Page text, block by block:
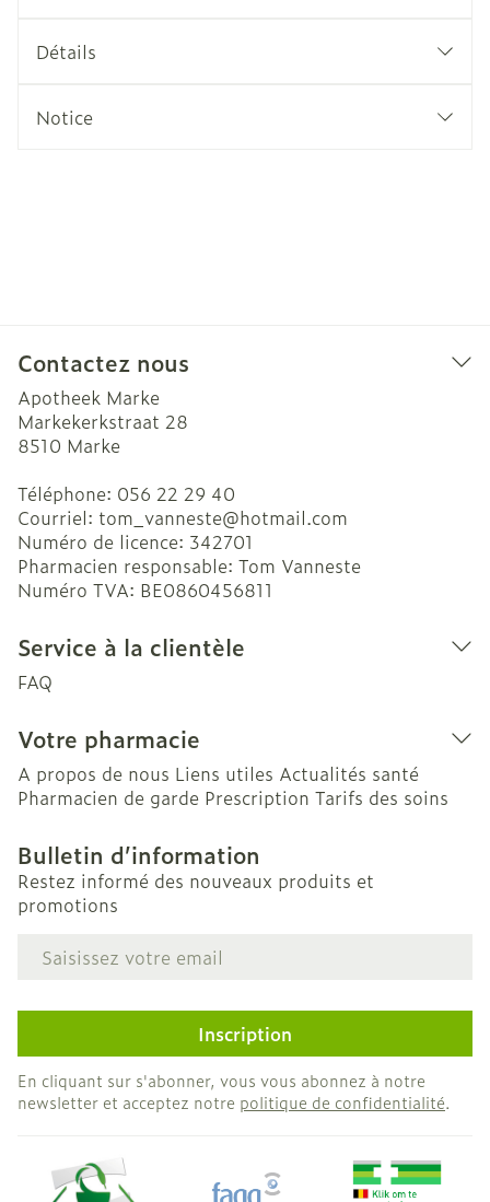
Détails
Notice
Contactez nous
Apotheek Marke
Markekerkstraat 28
8510 Marke
Téléphone: 056 22 29 40
Courriel: tom_vanneste@hotmail.com
Numéro de licence: 342701
Pharmacien responsable: Tom Vanneste
Numéro TVA: BE0860456811
Service à la clientèle
FAQ
Votre pharmacie
A propos de nous Liens utiles Actualités santé
Pharmacien de garde Prescription Tarifs des soins
Bulletin d’information
Restez informé des nouveaux produits et
promotions
Adresse mail
Inscription
En cliquant sur s'abonner, vous vous abonnez à notre
newsletter et acceptez notre politique de confidentialité.